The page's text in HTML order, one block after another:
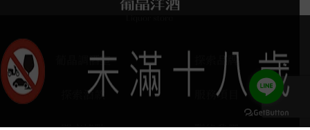
葡晶調酒室 探索品牌
探索酒款 服務項目